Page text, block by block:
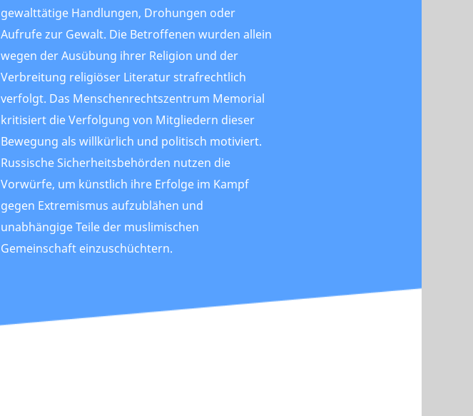
gewalttätige Handlungen, Drohungen oder
Aufrufe zur Gewalt. Die Betroffenen wurden allein
wegen der Ausübung ihrer Religion und der
Verbreitung religiöser Literatur strafrechtlich
verfolgt. Das Menschenrechtszentrum Memorial
kritisiert die Verfolgung von Mitgliedern dieser
Bewegung als willkürlich und politisch motiviert.
Russische Sicherheitsbehörden nutzen die
Vorwürfe, um künstlich ihre Erfolge im Kampf
gegen Extremismus aufzublähen und
unabhängige Teile der muslimischen
Gemeinschaft einzuschüchtern.